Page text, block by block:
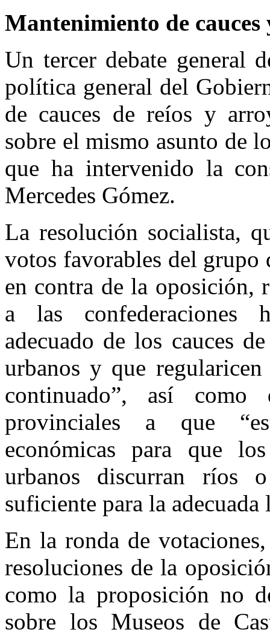
Mantenimiento de cauces
Un tercer debate general
política general del
de cauces de reíos y
sobre el mismo asunto de
que ha intervenido la
Mercedes Gómez.
La resolución socialista,
votos favorables del grupo
en contra de la oposición,
a las confederaciones
adecuado de los cauces
urbanos y que
continuado”, así
provinciales a que
económicas para que
urbanos discurran ríos
suficiente para la adecuada
En la ronda de
resoluciones de la
como la proposición no
sobre los Museos de